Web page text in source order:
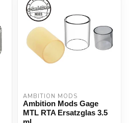
AMBITION MODS
Ambition Mods Gage
MTL RTA Ersatzglas 3.5